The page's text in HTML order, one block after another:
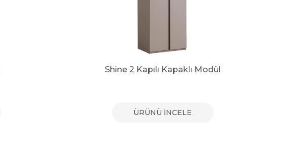
Shine 2 Kapılı Kapaklı Modül
ÜRÜNÜ İNCELE